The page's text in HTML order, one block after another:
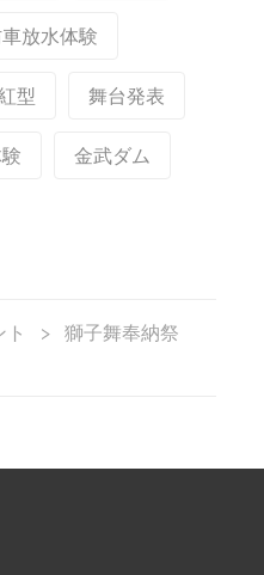
放水体験
型 舞台発表
金武ダム
>
獅子舞奉納祭